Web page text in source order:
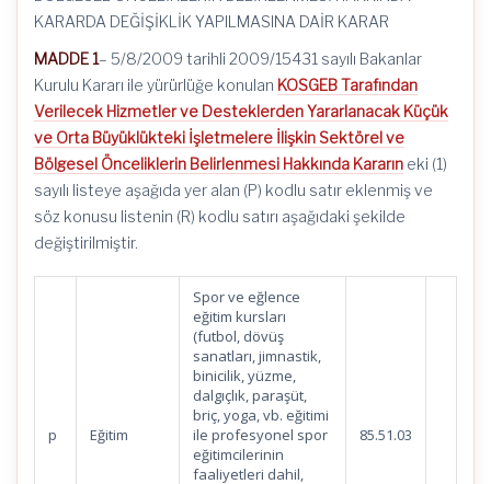
KARARDA DEĞİŞİKLİK YAPILMASINA DAİR KARAR
MADDE 1– 5/8/2009 tarihli 2009/15431 sayılı Bakanlar
Kurulu Kararı ile yürürlüğe konulan KOSGEB Tarafından
Verilecek Hizmetler ve Desteklerden Yararlanacak Küçük
ve Orta Büyüklükteki İşletmelere İlişkin Sektörel ve
Bölgesel Önceliklerin Belirlenmesi Hakkında Kararın eki (1)
sayılı listeye aşağıda yer alan (P) kodlu satır eklenmiş ve
söz konusu listenin (R) kodlu satırı aşağıdaki şekilde
değiştirilmiştir.
p Eğitim
Spor ve eğlence
eğitim kursları
(futbol, dövüş
sanatları, jimnastik,
binicilik, yüzme,
dalgıçlık, paraşüt,
briç, yoga, vb. eğitimi
ile profesyonel spor
eğitimcilerinin
faaliyetleri dahil,
85.51.03